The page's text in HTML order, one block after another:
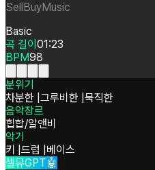
SellBuyMusic
Basic
곡 길이 01:23
BPM98
분위기
차분한 그루비한 묵직한
음악장르
힙합/알앤비
악기
키 드럼
베이스
셀뮤GPT🤖